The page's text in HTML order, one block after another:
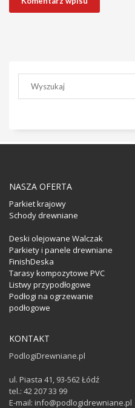
NASZA OFERTA
Parkiet krajowy
Schody drewniane
Deski olejowane Walczak
Parkiety i panele drewniane
FinishDeska
Tarasy kompozytowe PVC
Listwy przypodłogowe
Podłogi na ogrzewanie
podłogowe
KONTAKT
PodlogiDrewniane.pl
ul. Piasta 41, 93-562 Łódź
tel.: 42 207 33 99
E-mail: info@podlogidrewniane.pl